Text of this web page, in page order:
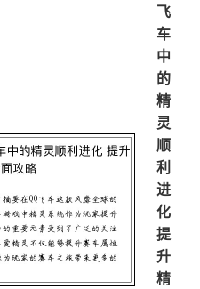
飞
车
中
的
精
灵
顺
利
进
化
提
升
精